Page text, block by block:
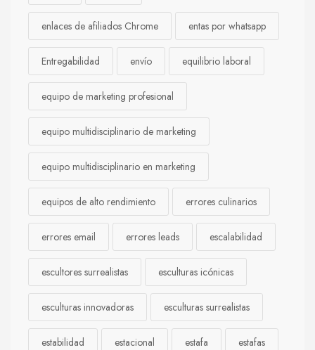
enlaces de afiliados Chrome entas por whatsapp
Entregabilidad envío equilibrio laboral
equipo de marketing profesional
equipo multidisciplinario de marketing
equipo multidisciplinario en marketing
equipos de alto rendimiento errores culinarios
errores email errores leads escalabilidad
escultores surrealistas esculturas icónicas
esculturas innovadoras esculturas surrealistas
estabilidad estacional estafa estafas